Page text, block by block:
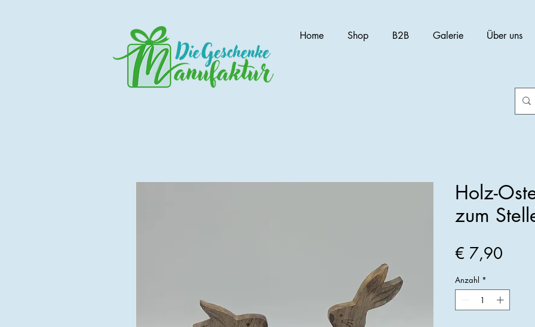
Home Shop B2B Galerie Über uns
Holz-
zum
€ 7,90
Anzahl *